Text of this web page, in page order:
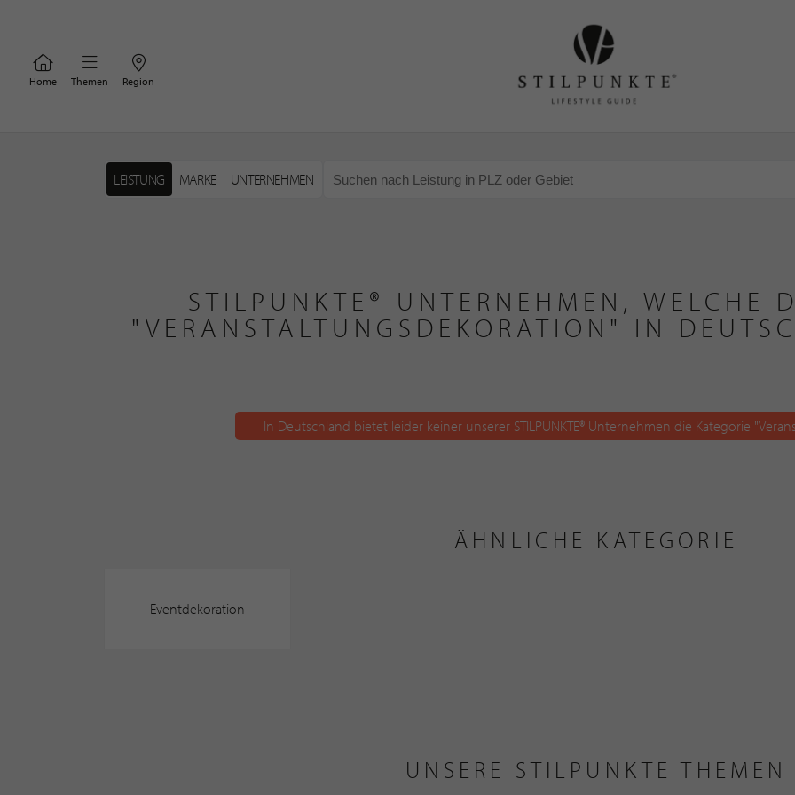
Home Themen Region
LEISTUNG MARKE UNTERNEHMEN
STILPUNKTE® UNTERNEHMEN, WELCHE
"VERANSTALTUNGSDEKORATION" IN
In Deutschland bietet leider keiner unserer STILPUNKTE® Unternehmen die Kategorie
ÄHNLICHE KATEGORIE
Eventdekoration
UNSERE STILPUNKTE THEMEN